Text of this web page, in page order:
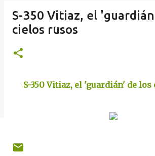
S-350 Vitiaz, el
cielos rusos
S-350 Vitiaz, el 'guardián' de